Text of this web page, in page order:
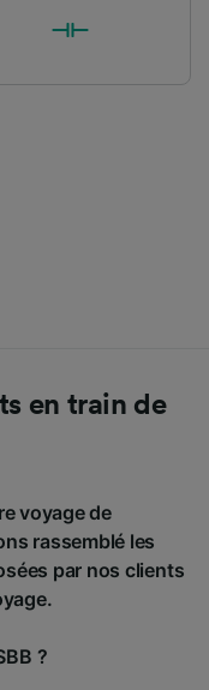
en train de
voyage de
rassemblé les
par nos clients
?